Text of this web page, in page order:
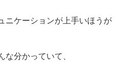
ニケーションが上手いほうが
な分かっていて、